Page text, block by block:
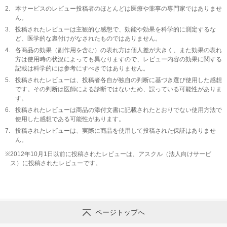
2.
本サービスのレビュー投稿者のほとんどは医療や薬事の専門家ではありませ
ん。
3.
投稿されたレビューは主観的な感想で、効能や効果を科学的に測定するな
ど、医学的な裏付けがなされたものではありません。
4.
各商品の効果（副作用を含む）の表れ方は個人差が大きく、また効果の表れ
方は使用時の状況によっても異なりますので、レビュー内容の効果に関する
記載は科学的には参考にすべきではありません。
5.
投稿されたレビューは、投稿者各自が独自の判断に基づき選び使用した感想
です。その判断は医師による診断ではないため、誤っている可能性がありま
す。
6.
投稿されたレビューは商品の添付文書に記載されたとおりでない使用方法で
使用した感想である可能性があります。
7.
投稿されたレビューは、実際に商品を使用して投稿された保証はありませ
ん。
※2012年10月1日以前に投稿されたレビューは、アスクル（法人向けサービ
ス）に投稿されたレビューです。
ページトップへ